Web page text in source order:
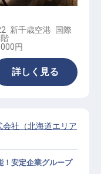
新千歳空港 国際
円
詳しく見る
社（北海道エリア
！安定企業グループ